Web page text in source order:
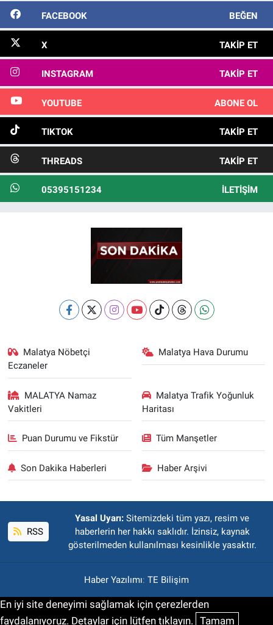
FACEBOOK BEĞEN
X TAKIP ET
INSTAGRAM TAKIP ET
YOUTUBE ABONE OL
TIKTOK TAKIP ET
THREADS TAKIP ET
05395151234 İLETIŞIM
Malatya Nöbetçi
Eczaneler
Malatya Hava Durumu
MALATYA Namaz
Vakitleri
Malatya Trafik Yoğunluk
Haritası
Puan Durumu ve Fikstür Tüm Manşetler
Son Dakika Haberleri Haber Arşivi
RSS
Yasal Uyarı: Sitemizdeki tüm yazı, resim ve
haberlerin her hakkı saklıdır. İzinsiz, kaynak
gösterilmeden kullanılması kesinlikle yasaktır.
Haber Yazılımı: TE Bilişim
En iyi site deneyimi sağlamak için çerezlerden
faydalanıyoruz. Detaylar için lütfen tıklayın. Tamam